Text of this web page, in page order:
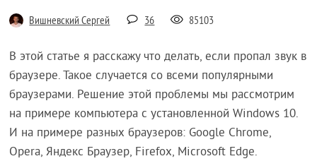
Вишневский Сергей 36 85103
В этой статье я расскажу что делать, если пропал звук в
браузере. Такое случается со всеми популярными
браузерами. Решение этой проблемы мы рассмотрим
на примере компьютера с установленной Windows 10.
И на примере разных браузеров: Google Chrome,
Opera, Яндекс Браузер, Firefox, Microsoft Edge.